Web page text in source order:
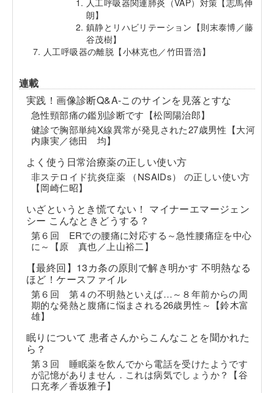
人工呼吸器関連肺炎（VAP）対策【志馬伸
朗】
鎮静とリハビリテーション【則末泰博／藤
谷茂樹】
人工呼吸器の離脱【小林克也／竹田晋浩】
連載
実践！画像診断Q&A-このサインを見落とすな
急性頸部痛の鑑別診断です【松岡陽治郎】
健診で胸部単純X線異常が発見された27歳男性【大河
内康実／徳田 均】
よく使う日常治療薬の正しい使い方
非ステロイド抗炎症薬 （NSAIDs） の正しい使い方
【岡崎仁昭】
いざというとき慌てない！ マイナーエマージェン
シー こんなときどうする？
第６回 ERでの腰痛に対応する～急性腰痛症を中心
に～【原 真也／上山裕二】
【最終回】13カ条の原則で解き明かす 不明熱なる
ほど！ケースファイル
第６回 第４の不明熱といえば…～８年前からの周
期的な発熱と腹痛に悩まされる26歳男性～【鈴木富
雄】
眠りについて 患者さんからこんなことを聞かれた
ら？
第３回 睡眠薬を飲んでから電話を受けたようです
が記憶がありません．これは病気でしょうか？【谷
口充孝／香坂雅子】